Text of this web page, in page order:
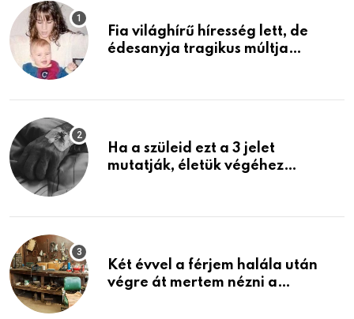
Fia világhírű híresség lett, de
édesanyja tragikus múltja
Ha a szüleid ezt a 3 jelet
mutatják, életük végéhez
Két évvel a férjem halála után
végre át mertem nézni a